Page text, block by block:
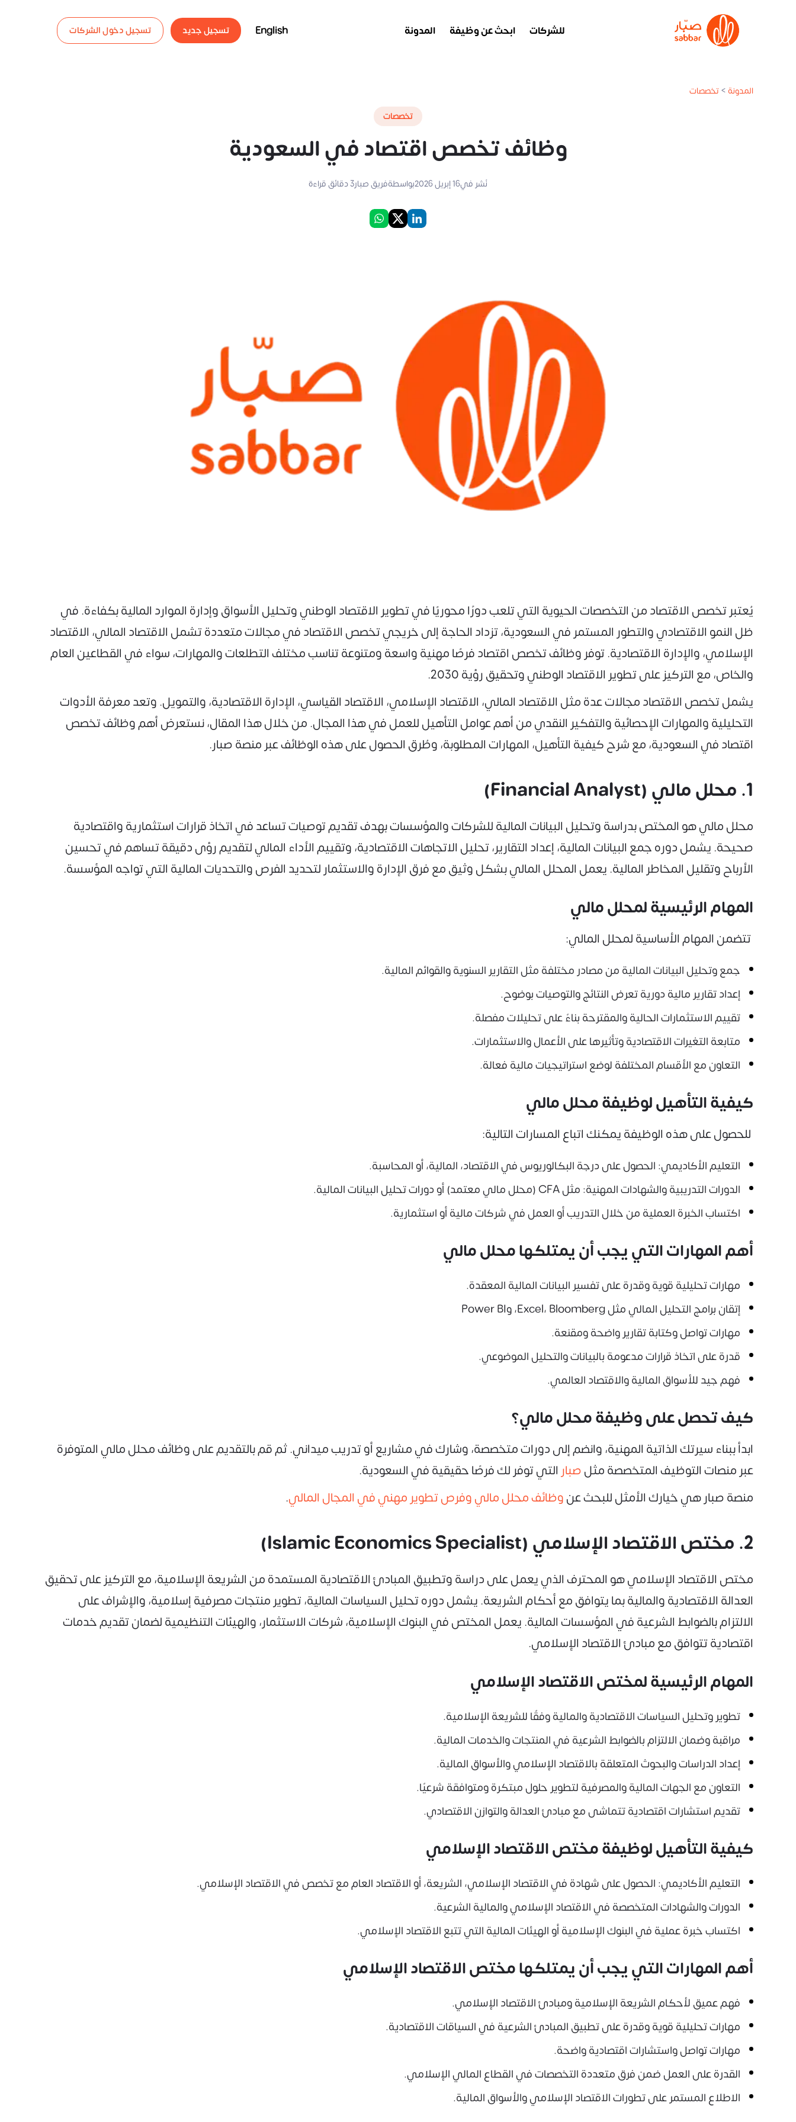
للشركات ابحث عن وظيفة المدونة English تسجيل جديد تسجيل دخول الشركات
المدونة>تخصصات
تخصصات
وظائف تخصص اقتصاد في السعودية
نُشر في16 إبريل 2026 بواسطةفريق صبار3دقائق قراءة
يُعتبر تخصص الاقتصاد من التخصصات الحيوية التي تلعب دورًا محوريًا في تطوير الاقتصاد الوطني وتحليل الأسواق وإدارة الموارد المالية بكفاءة. في
ظل النمو الاقتصادي والتطور المستمر في السعودية، تزداد الحاجة إلى خريجي تخصص الاقتصاد في مجالات متعددة تشمل الاقتصاد المالي، الاقتصاد
الإسلامي، والإدارة الاقتصادية. توفر وظائف تخصص اقتصاد فرصًا مهنية واسعة ومتنوعة تناسب مختلف التطلعات والمهارات، سواء في القطاعين العام
والخاص، مع التركيز على تطوير الاقتصاد الوطني وتحقيق رؤية 2030.
يشمل تخصص الاقتصاد مجالات عدة مثل الاقتصاد المالي، الاقتصاد الإسلامي، الاقتصاد القياسي، الإدارة الاقتصادية، والتمويل. وتعد معرفة الأدوات
التحليلية والمهارات الإحصائية والتفكير النقدي من أهم عوامل التأهيل للعمل في هذا المجال. من خلال هذا المقال، نستعرض أهم وظائف تخصص
اقتصاد في السعودية، مع شرح كيفية التأهيل، المهارات المطلوبة، وطُرق الحصول على هذه الوظائف عبر منصة صبار.
1. محلل مالي (Financial Analyst)
محلل مالي هو المختص بدراسة وتحليل البيانات المالية للشركات والمؤسسات بهدف تقديم توصيات تساعد في اتخاذ قرارات استثمارية واقتصادية
صحيحة. يشمل دوره جمع البيانات المالية، إعداد التقارير، تحليل الاتجاهات الاقتصادية، وتقييم الأداء المالي لتقديم رؤى دقيقة تساهم في تحسين
الأرباح وتقليل المخاطر المالية. يعمل المحلل المالي بشكل وثيق مع فرق الإدارة والاستثمار لتحديد الفرص والتحديات المالية التي تواجه المؤسسة.
المهام الرئيسية لمحلل مالي
تتضمن المهام الأساسية لمحلل المالي:
جمع وتحليل البيانات المالية من مصادر مختلفة مثل التقارير السنوية والقوائم المالية.
إعداد تقارير مالية دورية تعرض النتائج والتوصيات بوضوح.
تقييم الاستثمارات الحالية والمقترحة بناءً على تحليلات مفصلة.
متابعة التغيرات الاقتصادية وتأثيرها على الأعمال والاستثمارات.
التعاون مع الأقسام المختلفة لوضع استراتيجيات مالية فعالة.
كيفية التأهيل لوظيفة محلل مالي
للحصول على هذه الوظيفة يمكنك اتباع المسارات التالية:
التعليم الأكاديمي: الحصول على درجة البكالوريوس في الاقتصاد، المالية، أو المحاسبة.
الدورات التدريبية والشهادات المهنية: مثل CFA (محلل مالي معتمد) أو دورات تحليل البيانات المالية.
اكتساب الخبرة العملية من خلال التدريب أو العمل في شركات مالية أو استثمارية.
أهم المهارات التي يجب أن يمتلكها محلل مالي
مهارات تحليلية قوية وقدرة على تفسير البيانات المالية المعقدة.
إتقان برامج التحليل المالي مثل Excel، Bloomberg، وPower BI
مهارات تواصل وكتابة تقارير واضحة ومقنعة.
قدرة على اتخاذ قرارات مدعومة بالبيانات والتحليل الموضوعي.
فهم جيد للأسواق المالية والاقتصاد العالمي.
كيف تحصل على وظيفة محلل مالي؟
ابدأ ببناء سيرتك الذاتية المهنية، وانضم إلى دورات متخصصة، وشارك في مشاريع أو تدريب ميداني. ثم قم بالتقديم على وظائف محلل مالي المتوفرة
عبر منصات التوظيف المتخصصة مثلصبار التي توفر لك فرصًا حقيقية في السعودية.
منصة صبار هي خيارك الأمثل للبحث عنوظائف محلل مالي وفرص تطوير مهني في المجال المالي.
2. مختص الاقتصاد الإسلامي (Islamic Economics Specialist)
مختص الاقتصاد الإسلامي هو المحترف الذي يعمل على دراسة وتطبيق المبادئ الاقتصادية المستمدة من الشريعة الإسلامية، مع التركيز على تحقيق
العدالة الاقتصادية والمالية بما يتوافق مع أحكام الشريعة. يشمل دوره تحليل السياسات المالية، تطوير منتجات مصرفية إسلامية، والإشراف على
الالتزام بالضوابط الشرعية في المؤسسات المالية. يعمل المختص في البنوك الإسلامية، شركات الاستثمار، والهيئات التنظيمية لضمان تقديم خدمات
اقتصادية تتوافق مع مبادئ الاقتصاد الإسلامي.
المهام الرئيسية لمختص الاقتصاد الإسلامي
تطوير وتحليل السياسات الاقتصادية والمالية وفقًا للشريعة الإسلامية.
مراقبة وضمان الالتزام بالضوابط الشرعية في المنتجات والخدمات المالية.
إعداد الدراسات والبحوث المتعلقة بالاقتصاد الإسلامي والأسواق المالية.
التعاون مع الجهات المالية والمصرفية لتطوير حلول مبتكرة ومتوافقة شرعيًا.
تقديم استشارات اقتصادية تتماشى مع مبادئ العدالة والتوازن الاقتصادي.
كيفية التأهيل لوظيفة مختص الاقتصاد الإسلامي
التعليم الأكاديمي: الحصول على شهادة في الاقتصاد الإسلامي، الشريعة، أو الاقتصاد العام مع تخصص في الاقتصاد الإسلامي.
الدورات والشهادات المتخصصة في الاقتصاد الإسلامي والمالية الشرعية.
اكتساب خبرة عملية في البنوك الإسلامية أو الهيئات المالية التي تتبع الاقتصاد الإسلامي.
أهم المهارات التي يجب أن يمتلكها مختص الاقتصاد الإسلامي
فهم عميق لأحكام الشريعة الإسلامية ومبادئ الاقتصاد الإسلامي.
مهارات تحليلية قوية وقدرة على تطبيق المبادئ الشرعية في السياقات الاقتصادية.
مهارات تواصل واستشارات اقتصادية واضحة.
القدرة على العمل ضمن فرق متعددة التخصصات في القطاع المالي الإسلامي.
الاطلاع المستمر على تطورات الاقتصاد الإسلامي والأسواق المالية.